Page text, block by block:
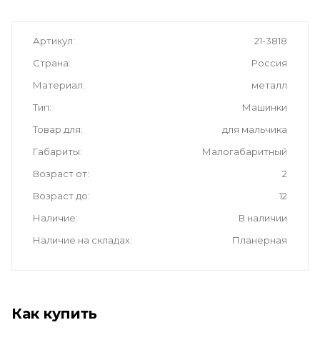
Артикул
21-3818
Страна
Россия
Материал
металл
Тип
Машинки
Товар для
для мальчика
Габариты
Малогабаритный
Возраст от
2
Возраст до
12
Наличие
В наличии
Наличие на складах
Планерная
Как купить